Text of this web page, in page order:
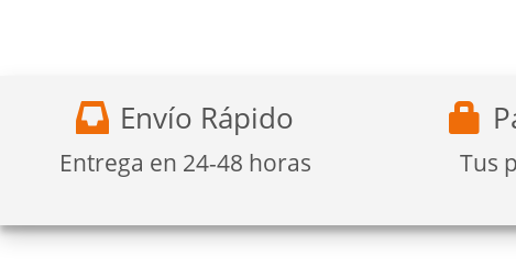
Envío Rápido
Entrega en 24-48 horas Tus